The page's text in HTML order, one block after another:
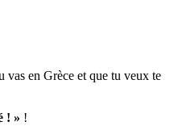
vas en Grèce et que tu veux te
! » !